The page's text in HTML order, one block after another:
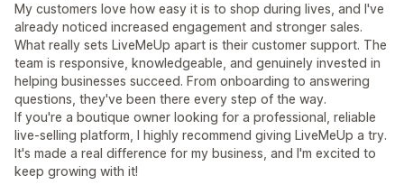
My customers love how easy it is to shop during lives, and I've
already noticed increased engagement and stronger sales.
What really sets LiveMeUp apart is their customer support. The
team is responsive, knowledgeable, and genuinely invested in
helping businesses succeed. From onboarding to answering
questions, they've been there every step of the way.
If you're a boutique owner looking for a professional, reliable
live-selling platform, I highly recommend giving LiveMeUp a try.
It's made a real difference for my business, and I'm excited to
keep growing with it!